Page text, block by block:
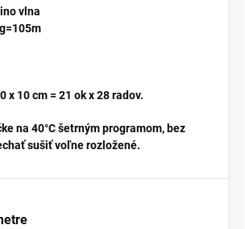
vlna
x 10 cm = 21 ok x 28 radov.
na 40°C šetrným programom, bez
sušiť voľne rozložené.